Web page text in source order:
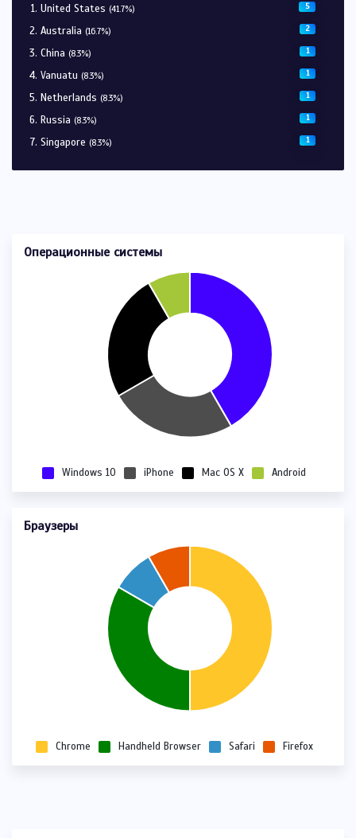
United States (41.7%) 5
Australia (16.7%) 2
China (8.3%) 1
Vanuatu (8.3%) 1
Netherlands (8.3%) 1
Russia (8.3%) 1
Singapore (8.3%) 1
Операционные системы
Windows 10 iPhone Mac OS X Android
Браузеры
Chrome Handheld Browser Safari Firefox